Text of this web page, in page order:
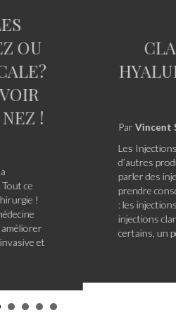
D’ACIDE
LE NOUVEAU
!
|14 novembre 2022
d’acide hyaluronique ou
vrai danger ! Pourquoi
? Ce blog est écrit pour
en pleine croissance
Parler des dangers des
paraître évident pour
d’autres. Le but…